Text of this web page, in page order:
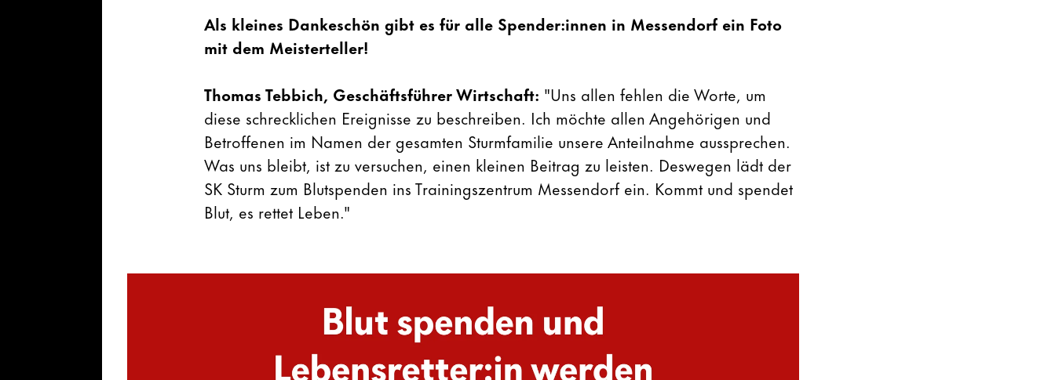
Als kleines Dankeschön gibt es für alle Spender:innen in Messendorf ein Foto
mit dem Meisterteller!
Thomas Tebbich, Geschäftsführer Wirtschaft: "Uns allen fehlen die Worte, um
diese schrecklichen Ereignisse zu beschreiben. Ich möchte allen Angehörigen und
Betroffenen im Namen der gesamten Sturmfamilie unsere Anteilnahme aussprechen.
Was uns bleibt, ist zu versuchen, einen kleinen Beitrag zu leisten. Deswegen lädt der
SK Sturm zum Blutspenden ins Trainingszentrum Messendorf ein. Kommt und spendet
Blut, es rettet Leben."